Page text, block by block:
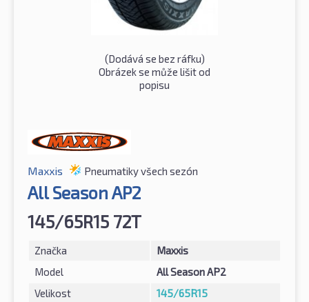
(Dodává se bez ráfku)
Obrázek se může lišit od
popisu
Maxxis Pneumatiky všech sezón
All Season AP2
145/65R15 72T
Značka
Maxxis
Model
All Season AP2
Velikost
145/65R15